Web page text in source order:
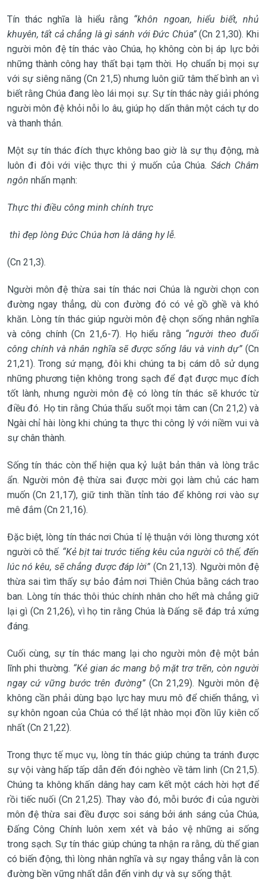
Tín thác nghĩa là hiểu rằng “khôn ngoan, hiểu biết, nhủ
khuyên, tất cả chẳng là gì sánh với Đức Chúa”(Cn 21,30). Khi
người môn đệ tín thác vào Chúa, họ không còn bị áp lực bởi
những thành công hay thất bại tạm thời. Họ chuẩn bị mọi sự
với sự siêng năng (Cn 21,5) nhưng luôn giữ tâm thế bình an vì
biết rằng Chúa đang lèo lái mọi sự. Sự tín thác này giải phóng
người môn đệ khỏi nỗi lo âu, giúp họ dấn thân một cách tự do
và thanh thản.
Một sự tín thác đích thực không bao giờ là sự thụ động, mà
luôn đi đôi với việc thực thi ý muốn của Chúa. Sách Châm
ngôn nhấn mạnh:
Thực thi điều công minh chính trực
thì đẹp lòng Đức Chúa hơn là dâng hy lễ.
(Cn 21,3).
Người môn đệ thừa sai tín thác nơi Chúa là người chọn con
đường ngay thẳng, dù con đường đó có vẻ gồ ghề và khó
khăn. Lòng tín thác giúp người môn đệ chọn sống nhân nghĩa
và công chính (Cn 21,6-7). Họ hiểu rằng “người theo đuổi
công chính và nhân nghĩa sẽ được sống lâu và vinh dự” (Cn
21,21). Trong sứ mạng, đôi khi chúng ta bị cám dỗ sử dụng
những phương tiện không trong sạch để đạt được mục đích
tốt lành, nhưng người môn đệ có lòng tín thác sẽ khước từ
điều đó. Họ tin rằng Chúa thấu suốt mọi tâm can (Cn 21,2) và
Ngài chỉ hài lòng khi chúng ta thực thi công lý với niềm vui và
sự chân thành.
Sống tín thác còn thể hiện qua kỷ luật bản thân và lòng trắc
ẩn. Người môn đệ thừa sai được mời gọi làm chủ các ham
muốn (Cn 21,17), giữ tinh thần tỉnh táo để không rơi vào sự
mê đắm (Cn 21,16).
Đặc biệt, lòng tín thác nơi Chúa tỉ lệ thuận với lòng thương xót
người cô thế. “Kẻ bịt tai trước tiếng kêu của người cô thế, đến
lúc nó kêu, sẽ chẳng được đáp lời” (Cn 21,13). Người môn đệ
thừa sai tìm thấy sự bảo đảm nơi Thiên Chúa bằng cách trao
ban. Lòng tín thác thôi thúc chính nhân cho hết mà chẳng giữ
lại gì (Cn 21,26), vì họ tin rằng Chúa là Đấng sẽ đáp trả xứng
đáng.
Cuối cùng, sự tín thác mang lại cho người môn đệ một bản
lĩnh phi thường. “Kẻ gian ác mang bộ mặt trơ trẽn, còn người
ngay cứ vững bước trên đường”(Cn 21,29). Người môn đệ
không cần phải dùng bạo lực hay mưu mô để chiến thắng, vì
sự khôn ngoan của Chúa có thể lật nhào mọi đồn lũy kiên cố
nhất (Cn 21,22).
Trong thực tế mục vụ, lòng tín thác giúp chúng ta tránh được
sự vội vàng hấp tấp dẫn đến đói nghèo về tâm linh (Cn 21,5).
Chúng ta không khấn dâng hay cam kết một cách hời hợt để
rồi tiếc nuối (Cn 21,25). Thay vào đó, mỗi bước đi của người
môn đệ thừa sai đều được soi sáng bởi ánh sáng của Chúa,
Đấng Công Chính luôn xem xét và bảo vệ những ai sống
trong sạch. Sự tín thác giúp chúng ta nhận ra rằng, dù thế gian
có biến động, thì lòng nhân nghĩa và sự ngay thẳng vẫn là con
đường bền vững nhất dẫn đến vinh dự và sự sống thật.